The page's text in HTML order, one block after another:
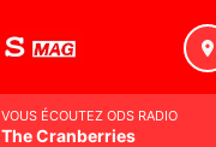
VOUS ÉCOUTEZ ODS RADIO
The Cranberries